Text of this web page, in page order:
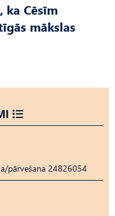
ka Cēsīm
mākslas
pārvešana 24826054